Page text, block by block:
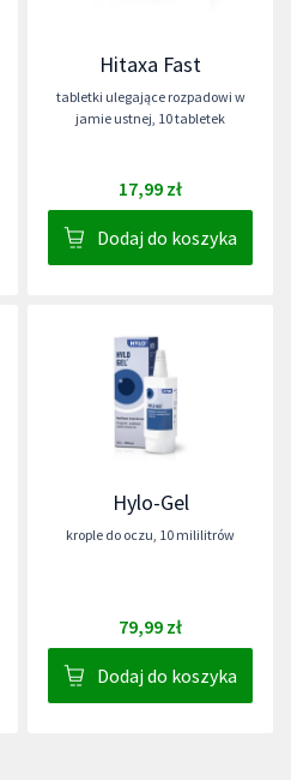
Hitaxa Fast
tabletki ulegające rozpadowi w
jamie ustnej, 10 tabletek
17,99 zł
Dodaj do koszyka
Hylo-Gel
krople do oczu, 10 mililitrów
79,99 zł
Dodaj do koszyka